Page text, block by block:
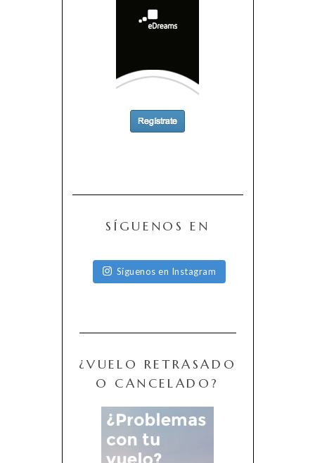
SÍGUENOS EN
Síguenos en Instagram
¿VUELO RETRASADO
O CANCELADO?